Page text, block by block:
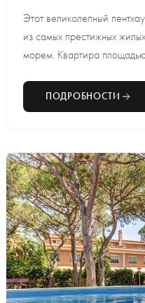
Этот великолепный
из самых престижных
морем. Квартира площадью
ПОДРОБНОСТИ